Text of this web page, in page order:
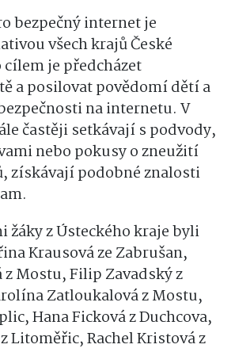
bezpečný internet je
všech krajů České
je předcházet
a posilovat povědomí dětí a
na internetu. V
častěji setkávají s podvody,
nebo pokusy o zneužití
získávají podobné znalosti
žáky z Ústeckého kraje byli
Krausová ze Zabrušan,
Mostu, Filip Zavadský z
Zatloukalová z Mostu,
Hana Ficková z Duchcova,
Litoměřic, Rachel Kristová z